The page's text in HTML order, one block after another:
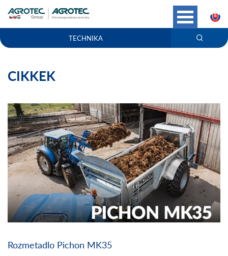
TECHNIKA
CIKKEK
Rozmetadlo Pichon MK35